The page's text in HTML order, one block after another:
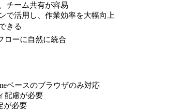
チーム共有が容易
で活用し、作業効率を大幅向上
きる
ローに自然に統合
ベースのブラウザのみ対応
配慮が必要
が必要